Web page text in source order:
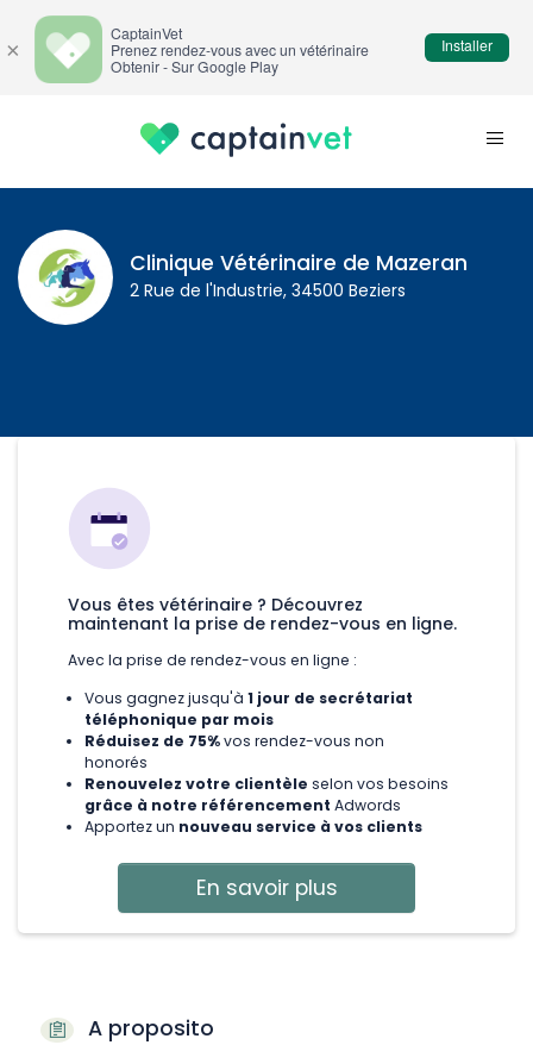
Clinique Vétérinaire de Mazeran
2 Rue de l'Industrie, 34500 Beziers
A proposito
Vous êtes vétérinaire ? Découvrez
maintenant la prise de rendez-vous en ligne.
Avec la prise de rendez-vous en ligne :
Vous gagnez jusqu'à 1 jour de secrétariat
téléphonique par mois
Réduisez de 75%vos rendez-vous non
honorés
Renouvelez votre clientèle selon vos besoins
grâce à notre référencement Adwords
Apportez un nouveau service à vos clients
En savoir plus
×
CaptainVet
Prenez rendez-vous avec un vétérinaire
Obtenir - Sur Google Play
Installer